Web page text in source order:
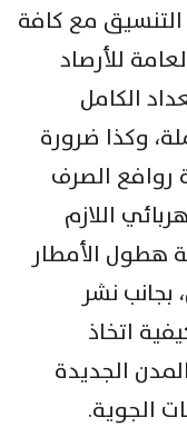
مع كافة
للأرصاد
الكامل
وكذا ضرورة
روافع الصرف
اللازم
هطول الأمطار
بجانب نشر
اتخاذ
الجديدة
الجوية.